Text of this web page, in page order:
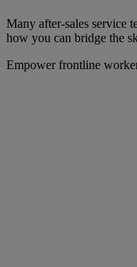
Many after-sales service
how you can bridge the
Empower frontline